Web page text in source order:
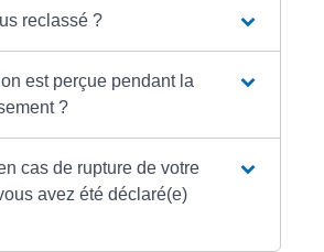
reclassé ?
est perçue pendant la
?
cas de rupture de votre
avez été déclaré(e)